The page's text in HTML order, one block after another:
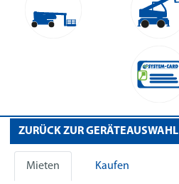
ZURÜCK ZUR GERÄTEAUSWAHL
Mieten Kaufen